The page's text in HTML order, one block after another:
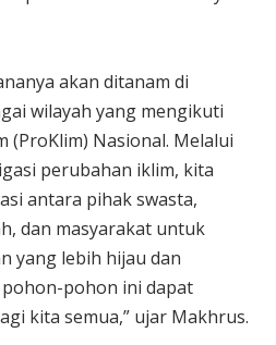
akan ditanam di
wilayah yang mengikuti
(ProKlim) Nasional. Melalui
perubahan iklim, kita
antara pihak swasta,
dan masyarakat untuk
yang lebih hijau dan
pohon ini dapat
kita semua,” ujar Makhrus.